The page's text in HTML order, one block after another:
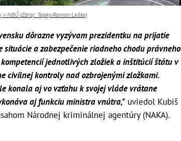
NBÚ (Zdroj: Topky/Ramon Leško)
dôrazne vyzývam prezidentku na prijatie
a zabezpečenie riadneho chodu právneho
jednotlivých zložiek a inštitúcií štátu v
civilnej kontroly nad ozbrojenými zložkami.
konala aj vo vzťahu k svojej vláde vrátane
aj funkciu ministra vnútra," uviedol Kubiš
Národnej kriminálnej agentúry (NAKA).